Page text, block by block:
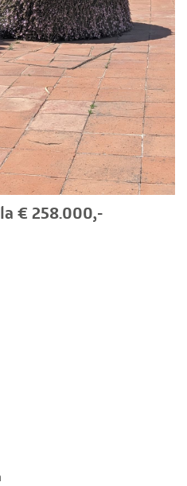
€ 258.000,-